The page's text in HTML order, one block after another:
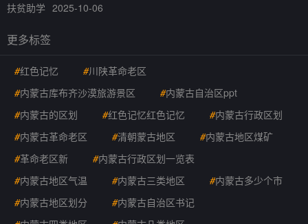
扶贫助学 2025-10-06
更多标签
#红色记忆 #川陕革命老区
#内蒙古库布齐沙漠旅游景区 #内蒙古自治区ppt
#内蒙古的区划 #红色记忆红色记忆 #内蒙古行政区划
#内蒙古革命老区 #清朝蒙古地区 #内蒙古地区煤矿
#革命老区新 #内蒙古行政区划一览表
#内蒙古地区气温 #内蒙古三类地区 #内蒙古多少个市
#内蒙古地区划分 #内蒙古自治区书记